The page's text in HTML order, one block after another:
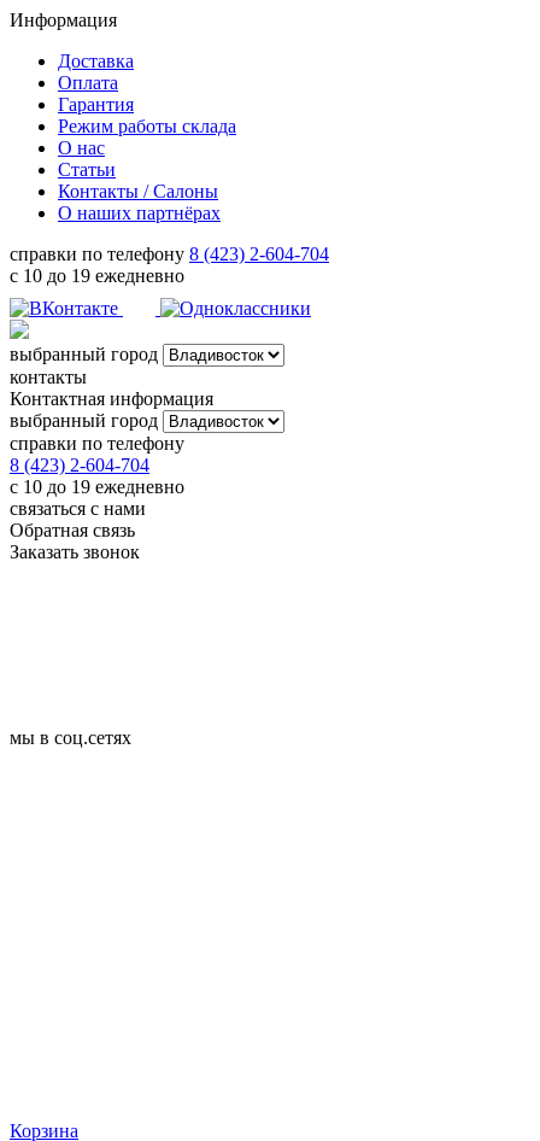
Информация
Доставка
Оплата
Гарантия
Режим работы склада
О нас
Статьи
Контакты / Салоны
О наших партнёрах
справки по телефону 8 (423) 2-604-704
с 10 до 19 ежедневно
выбранный город
контакты
Контактная информация
выбранный город
справки по телефону
8 (423) 2-604-704
с 10 до 19 ежедневно
связаться с нами
Обратная связь
Заказать звонок
мы в соц.сетях
Корзина